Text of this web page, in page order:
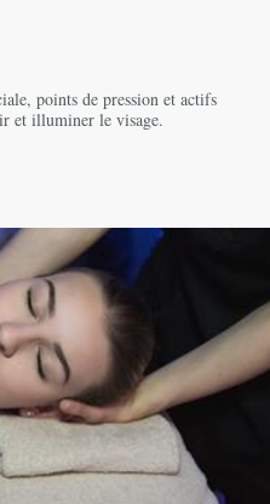
points de pression et actifs
et illuminer le visage.